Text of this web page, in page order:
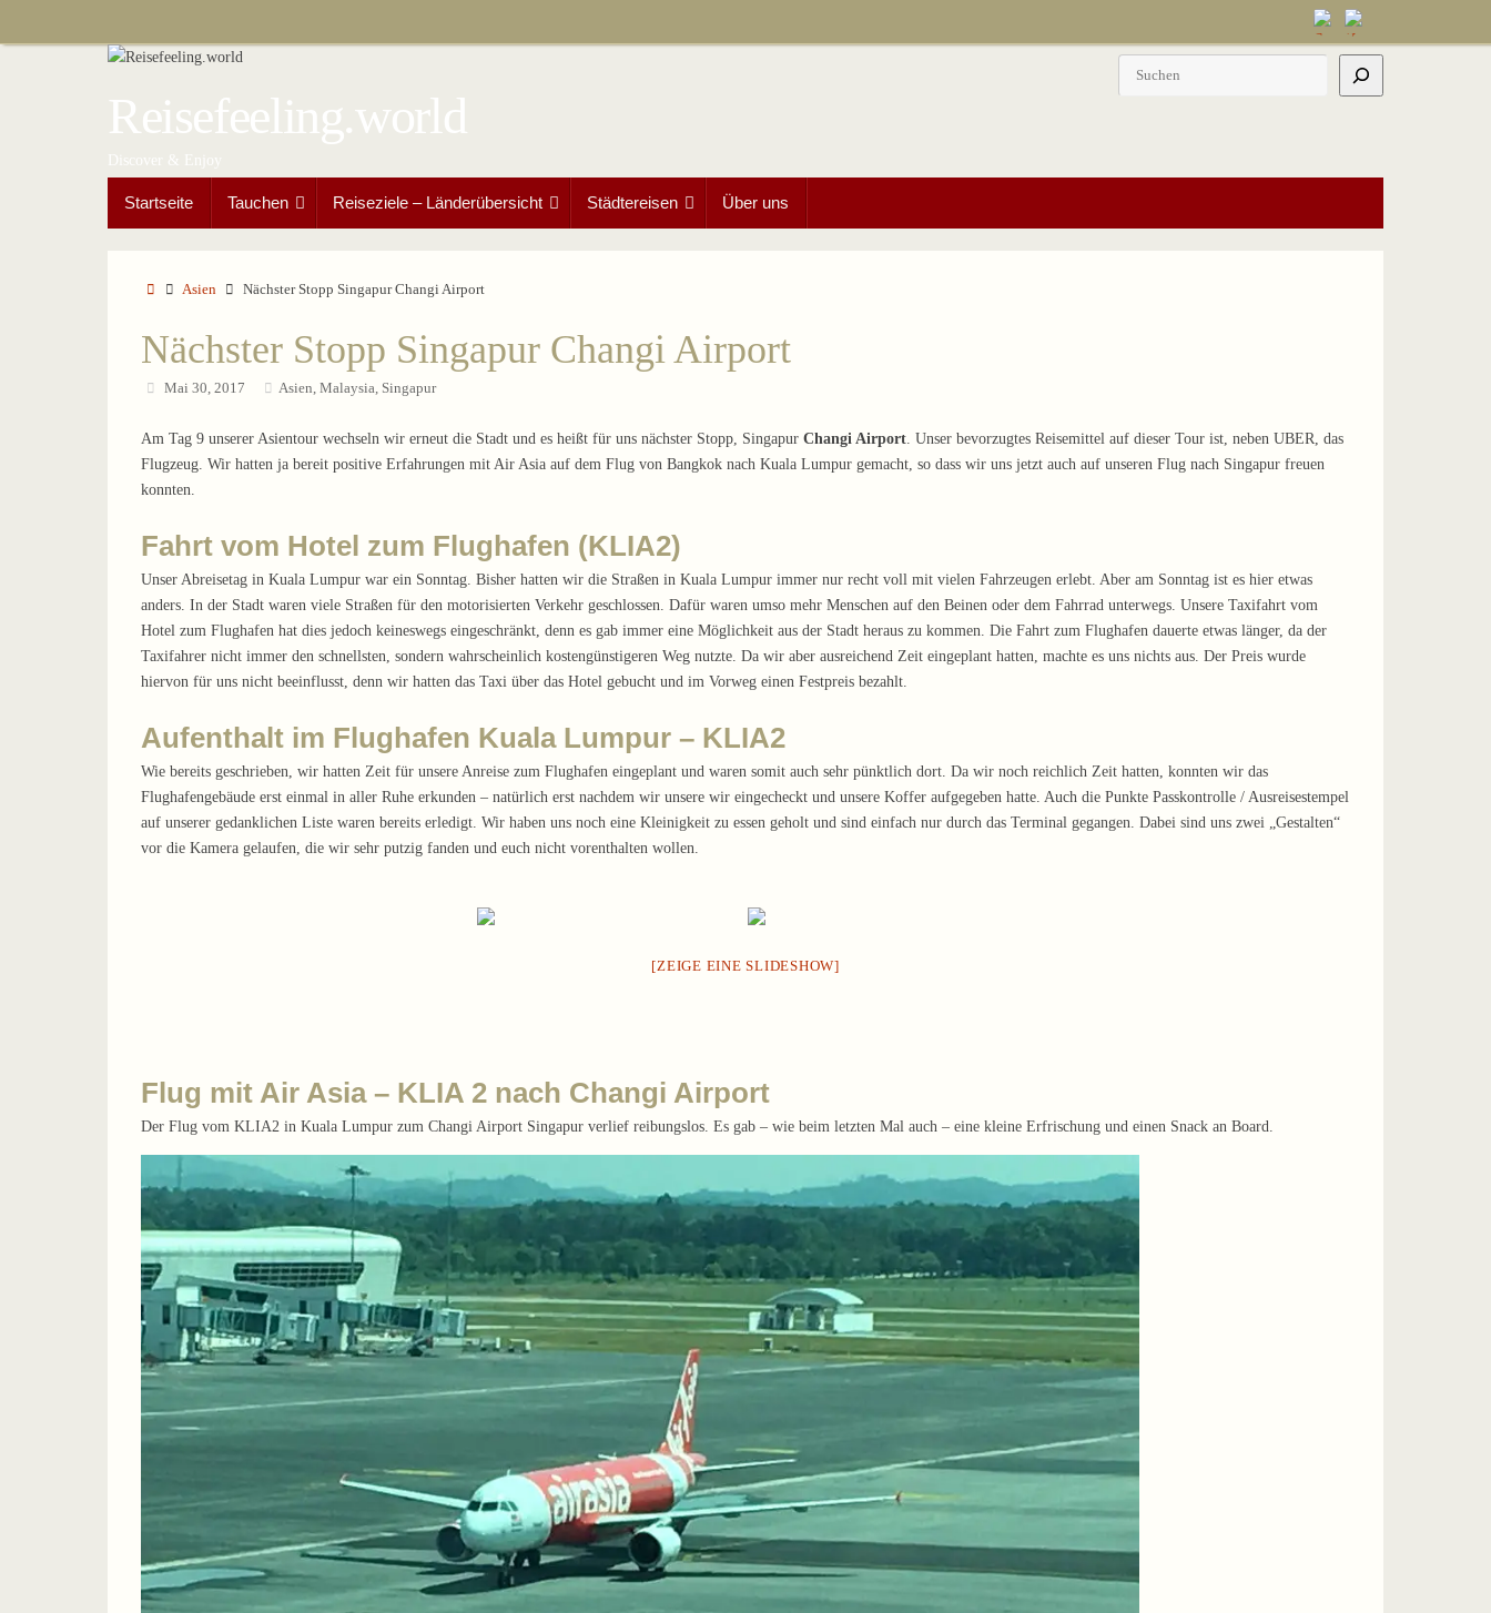
Reisefeeling.world
Discover & Enjoy
Suchen
Inhalt
Startseite Tauchen Reiseziele – Länderübersicht Städtereisen Über uns
StartAsien Nächster Stopp Singapur Changi Airport
Nächster Stopp Singapur Changi Airport
Mai 30, 2017 Asien,Malaysia, Singapur
Am Tag 9 unserer Asientour wechseln wir erneut die Stadt und es heißt für uns nächster Stopp, Singapur Changi Airport . Unser bevorzugtes Reisemittel auf dieser Tour ist, neben UBER, das
Flugzeug. Wir hatten ja bereit positive Erfahrungen mit Air Asia auf dem Flug von Bangkok nach Kuala Lumpur gemacht, so dass wir uns jetzt auch auf unseren Flug nach Singapur freuen
konnten.
Fahrt vom Hotel zum Flughafen (KLIA2)
Unser Abreisetag in Kuala Lumpur war ein Sonntag. Bisher hatten wir die Straßen in Kuala Lumpur immer nur recht voll mit vielen Fahrzeugen erlebt. Aber am Sonntag ist es hier etwas
anders. In der Stadt waren viele Straßen für den motorisierten Verkehr geschlossen. Dafür waren umso mehr Menschen auf den Beinen oder dem Fahrrad unterwegs. Unsere Taxifahrt vom
Hotel zum Flughafen hat dies jedoch keineswegs eingeschränkt, denn es gab immer eine Möglichkeit aus der Stadt heraus zu kommen. Die Fahrt zum Flughafen dauerte etwas länger, da der
Taxifahrer nicht immer den schnellsten, sondern wahrscheinlich kostengünstigeren Weg nutzte. Da wir aber ausreichend Zeit eingeplant hatten, machte es uns nichts aus. Der Preis wurde
hiervon für uns nicht beeinflusst, denn wir hatten das Taxi über das Hotel gebucht und im Vorweg einen Festpreis bezahlt.
Aufenthalt im Flughafen Kuala Lumpur – KLIA2
Wie bereits geschrieben, wir hatten Zeit für unsere Anreise zum Flughafen eingeplant und waren somit auch sehr pünktlich dort. Da wir noch reichlich Zeit hatten, konnten wir das
Flughafengebäude erst einmal in aller Ruhe erkunden – natürlich erst nachdem wir unsere wir eingecheckt und unsere Koffer aufgegeben hatte. Auch die Punkte Passkontrolle / Ausreisestempel
auf unserer gedanklichen Liste waren bereits erledigt. Wir haben uns noch eine Kleinigkeit zu essen geholt und sind einfach nur durch das Terminal gegangen. Dabei sind uns zwei „Gestalten“
vor die Kamera gelaufen, die wir sehr putzig fanden und euch nicht vorenthalten wollen.
[ZEIGE EINE SLIDESHOW]
Flug mit Air Asia – KLIA 2 nach Changi Airport
Der Flug vom KLIA2 in Kuala Lumpur zum Changi Airport Singapur verlief reibungslos. Es gab – wie beim letzten Mal auch – eine kleine Erfrischung und einen Snack an Board.